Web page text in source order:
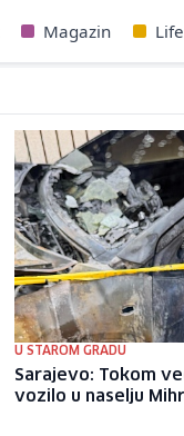
Magazin
U STAROM GRADU
Sarajevo: Tokom
vozilo u naselju